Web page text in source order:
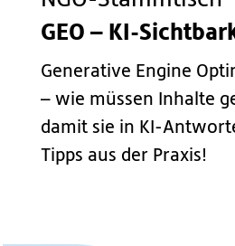
GEO – KI-
Generative Engine
– wie müssen Inhalte
damit sie in KI-
Tipps aus der Praxis!